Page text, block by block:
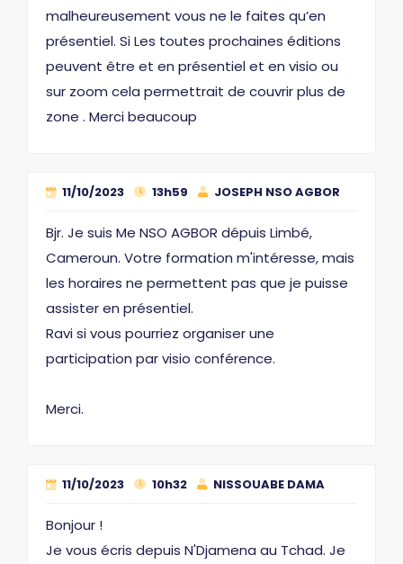
malheureusement vous ne le faites qu’en
présentiel. Si Les toutes prochaines éditions
peuvent être et en présentiel et en visio ou
sur zoom cela permettrait de couvrir plus de
zone . Merci beaucoup
11/10/2023 13h59 JOSEPH NSO AGBOR
Bjr. Je suis Me NSO AGBOR dépuis Limbé,
Cameroun. Votre formation m'intéresse, mais
les horaires ne permettent pas que je puisse
assister en présentiel.
Ravi si vous pourriez organiser une
participation par visio conférence.
Merci.
11/10/2023 10h32 NISSOUABE DAMA
Bonjour !
Je vous écris depuis N'Djamena au Tchad. Je